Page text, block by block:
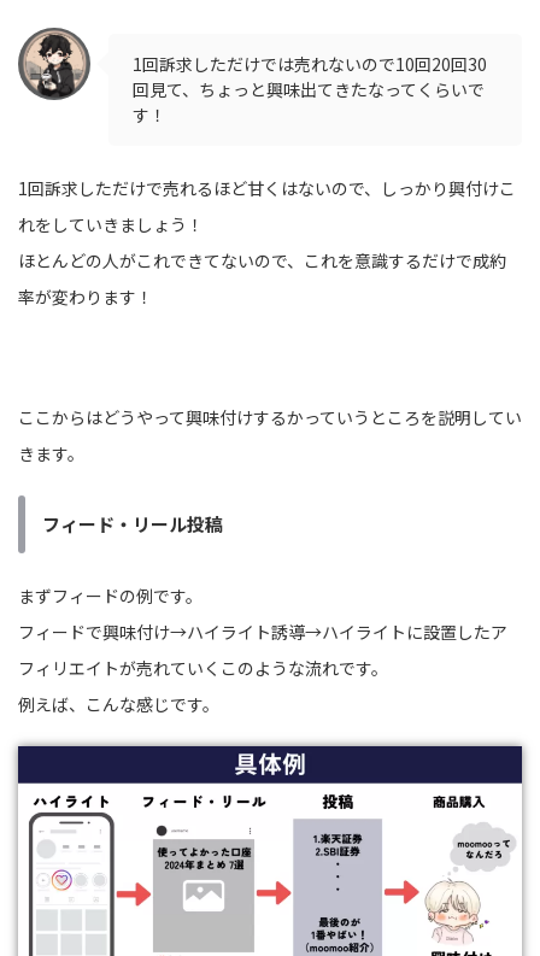
1回訴求しただけでは売れないので10回20回30
回見て、ちょっと興味出てきたなってくらいで
す！
1回訴求しただけで売れるほど甘くはないので、しっかり興付けこ
れをしていきましょう！
ほとんどの人がこれできてないので、これを意識するだけで成約
率が変わります！
ここからはどうやって興味付けするかっていうところを説明してい
きます。
フィード・リール投稿
まずフィードの例です。
フィードで興味付け→ハイライト誘導→ハイライトに設置したア
フィリエイトが売れていくこのような流れです。
例えば、こんな感じです。